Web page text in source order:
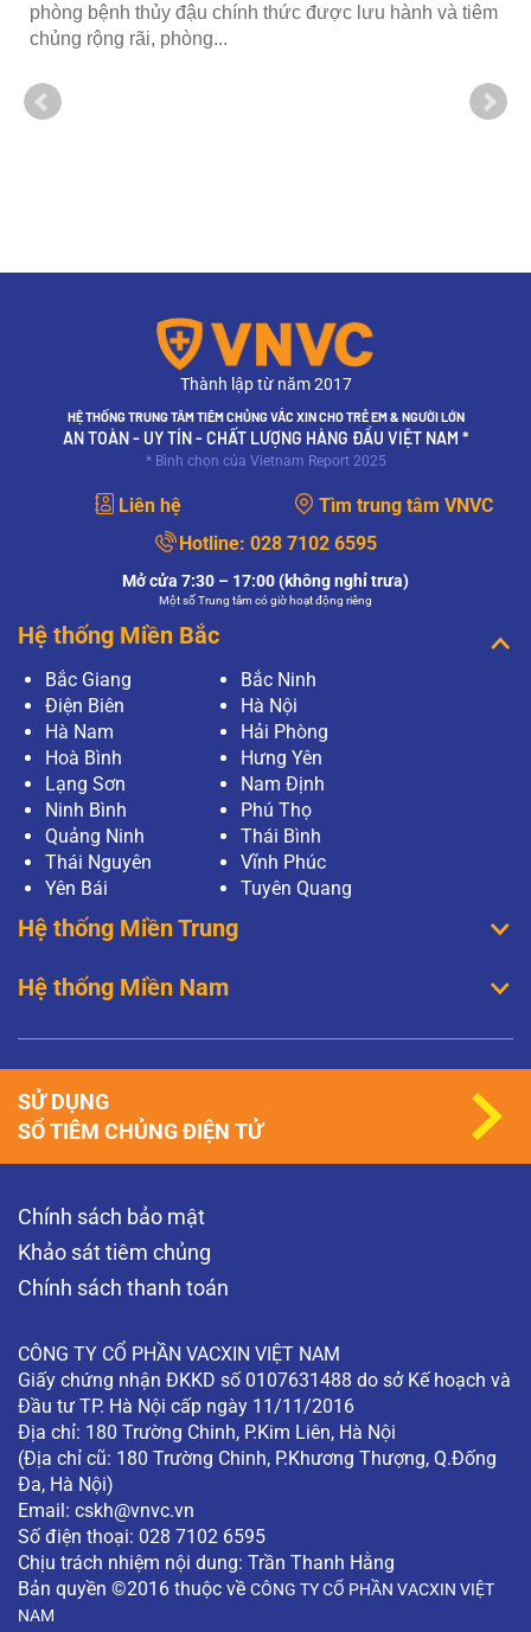
phòng bệnh thủy đậu chính thức được lưu hành và tiêm
chủng rộng rãi, phòng...
Thành lập từ năm 2017
HỆ THỐNG TRUNG TÂM TIÊM CHỦNG VẮC XIN CHO TRẺ EM & NGƯỜI LỚN
AN TOÀN - UY TÍN - CHẤT LƯỢNG HÀNG ĐẦU VIỆT NAM *
* Bình chọn của Vietnam Report 2025
Liên hệ
Tìm trung tâm VNVC
Hotline: 028 7102 6595
Mở cửa 7:30 – 17:00 (không nghỉ trưa)
Một số Trung tâm có giờ hoạt động riêng
Hệ thống Miền Bắc
Bắc Giang
Bắc Ninh
Điện Biên
Hà Nội
Hà Nam
Hải Phòng
Hoà Bình
Hưng Yên
Lạng Sơn
Nam Định
Ninh Bình
Phú Thọ
Quảng Ninh
Thái Bình
Thái Nguyên
Vĩnh Phúc
Yên Bái
Tuyên Quang
Hệ thống Miền Trung
Hệ thống Miền Nam
Chính sách bảo mật
Khảo sát tiêm chủng
Chính sách thanh toán
CÔNG TY CỔ PHẦN VACXIN VIỆT NAM
Giấy chứng nhận ĐKKD số 0107631488 do sở Kế hoạch và
Đầu tư TP. Hà Nội cấp ngày 11/11/2016
Địa chỉ: 180 Trường Chinh, P.Kim Liên, Hà Nội
(Địa chỉ cũ: 180 Trường Chinh, P.Khương Thượng, Q.Đống
Đa, Hà Nội)
Email: cskh@vnvc.vn
Số điện thoại: 028 7102 6595
Chịu trách nhiệm nội dung: Trần Thanh Hằng
Bản quyền ©2016 thuộc về CÔNG TY CỔ PHẦN VACXIN VIỆT
NAM
SỬ DỤNG
SỔ TIÊM CHỦNG ĐIỆN TỬ